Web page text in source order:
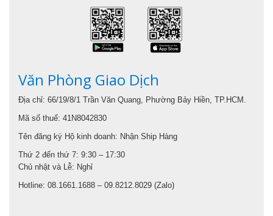
Văn Phòng Giao Dịch
Địa chỉ: 66/19/8/1 Trần Văn Quang, Phường Bảy Hiền, TP.HCM.
Mã số thuế: 41N8042830
Tên đăng ký Hộ kinh doanh: Nhận Ship Hàng
Thứ 2 đến thứ 7: 9:30 – 17:30
Chủ nhật và Lễ: Nghỉ
Hotline: 08.1661.1688 – 09.8212.8029 (Zalo)